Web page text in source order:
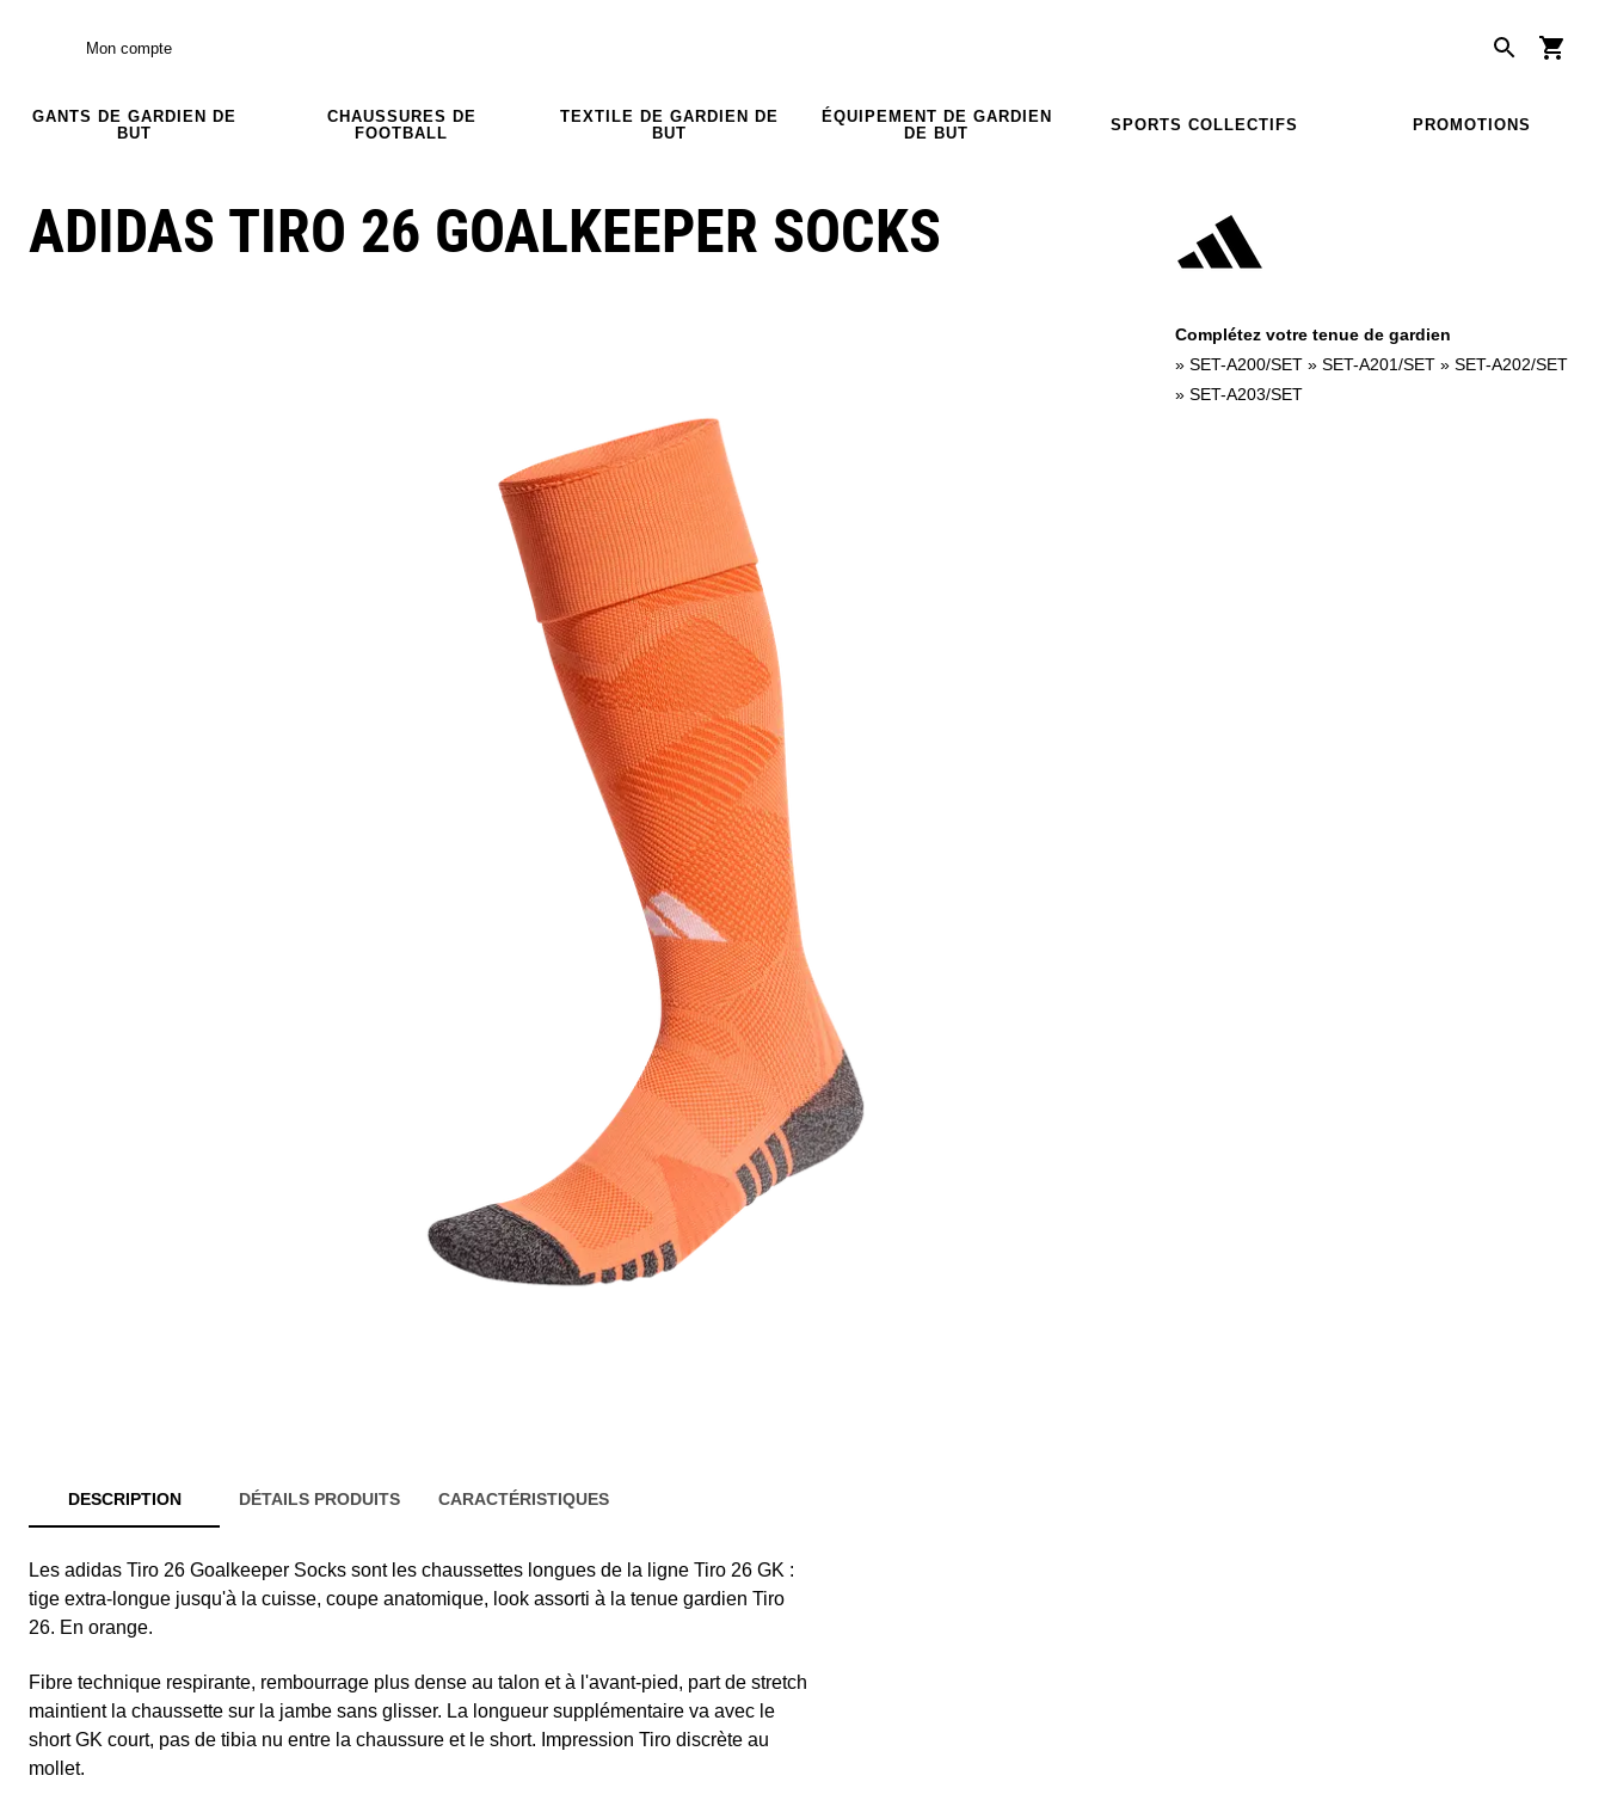
Mon compte
GANTS DE GARDIEN DE
BUT
CHAUSSURES DE
FOOTBALL
TEXTILE DE GARDIEN DE
BUT
ÉQUIPEMENT DE GARDIEN
DE BUT
SPORTS COLLECTIFS PROMOTIONS
ADIDAS TIRO 26 GOALKEEPER SOCKS
Complétez votre tenue de gardien
» SET-A200/SET » SET-A201/SET » SET-A202/SET
» SET-A203/SET
DESCRIPTION DÉTAILS PRODUITS CARACTÉRISTIQUES
Les adidas Tiro 26 Goalkeeper Socks sont les chaussettes longues de la ligne Tiro 26 GK :
tige extra-longue jusqu'à la cuisse, coupe anatomique, look assorti à la tenue gardien Tiro
26. En orange.
Fibre technique respirante, rembourrage plus dense au talon et à l'avant-pied, part de stretch
maintient la chaussette sur la jambe sans glisser. La longueur supplémentaire va avec le
short GK court, pas de tibia nu entre la chaussure et le short. Impression Tiro discrète au
mollet.